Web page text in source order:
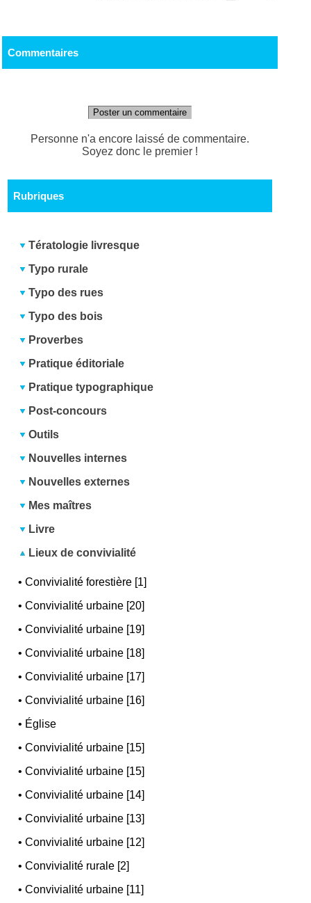
Commentaires
Poster un commentaire
Personne n'a encore laissé de commentaire.
Soyez donc le premier !
Rubriques
Tératologie livresque
Typo rurale
Typo des rues
Typo des bois
Proverbes
Pratique éditoriale
Pratique typographique
Post-concours
Outils
Nouvelles internes
Nouvelles externes
Mes maîtres
Livre
Lieux de convivialité
•Convivialité forestière [1]
•Convivialité urbaine [20]
•Convivialité urbaine [19]
•Convivialité urbaine [18]
•Convivialité urbaine [17]
•Convivialité urbaine [16]
• Église
•Convivialité urbaine [15]
•Convivialité urbaine [15]
•Convivialité urbaine [14]
•Convivialité urbaine [13]
•Convivialité urbaine [12]
•Convivialité rurale [2]
•Convivialité urbaine [11]